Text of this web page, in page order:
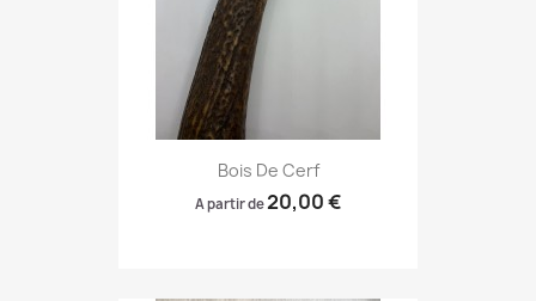
Bois De Cerf
A partir de20,00 €